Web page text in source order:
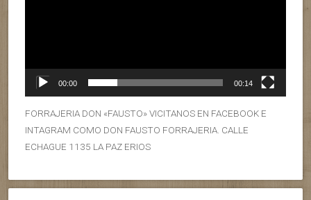
00:00 00:14
FORRAJERIA DON «FAUSTO» VICITANOS EN FACEBOOK E
INTAGRAM COMO DON FAUSTO FORRAJERIA. CALLE
ECHAGUE 1135 LA PAZ ERIOS